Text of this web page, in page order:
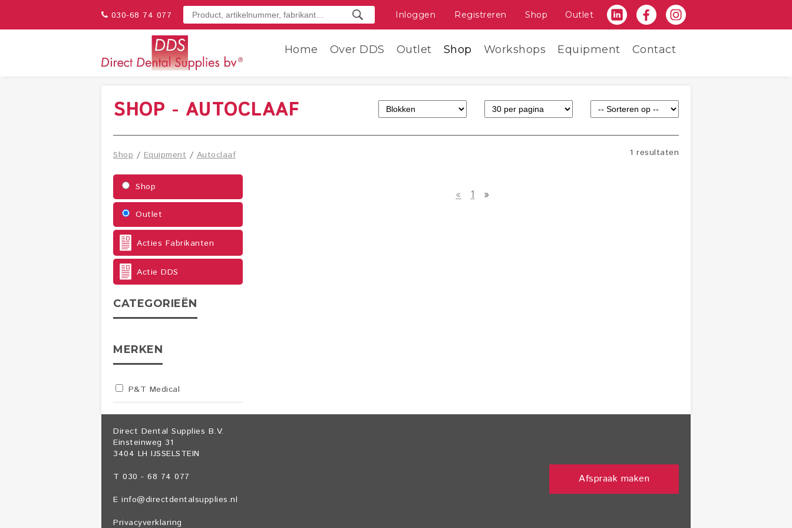
030-68 74 077 Inloggen Registreren Shop Outlet
Home Over DDS Outlet Shop Workshops Equipment Contact
SHOP - AUTOCLAAF
1 resultaten
Shop /Equipment /Autoclaaf
Shop
Outlet
Acties Fabrikanten
Actie DDS
CATEGORIEËN
MERKEN
P&T Medical
« 1 »
Direct Dental Supplies B.V.
Einsteinweg 31
3404 LH IJSSELSTEIN
T 030 - 68 74 077
E info@directdentalsupplies.nl
Privacyverklaring
Afspraak maken